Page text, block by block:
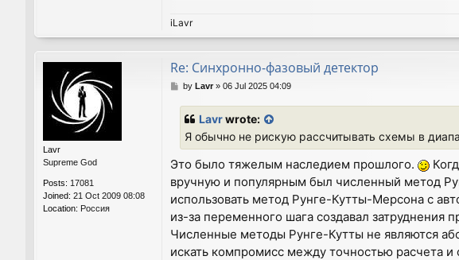
iLavr
Lavr
Supreme God
Posts: 17081
Joined: 21 Oct 2009 08:08
Location: Россия
Re: Синхронно-фазовый детектор
Pby Lavr» 06 Jul 2025 04:09
Lavrwrote:
Я обычно не рискую рассчитывать схемы в
Это было тяжелым наследием прошлого.
вручную и популярным был численный метод
использовать метод Рунге-Кутты-Мерсона с
из-за переменного шага создавал затруднения
Численные методы Рунге-Кутты не являются
искать компромисс между точностью расчета